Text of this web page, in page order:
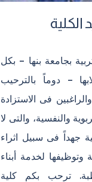
الكلية
بجامعة بنها – بكل
– دوماً بالترحيب
فى الاستزادة
والنفسية، والتى لا
جهداً فى سبيل اثراء
وتوظيفها لخدمة أبناء
ترحب بكم كلية